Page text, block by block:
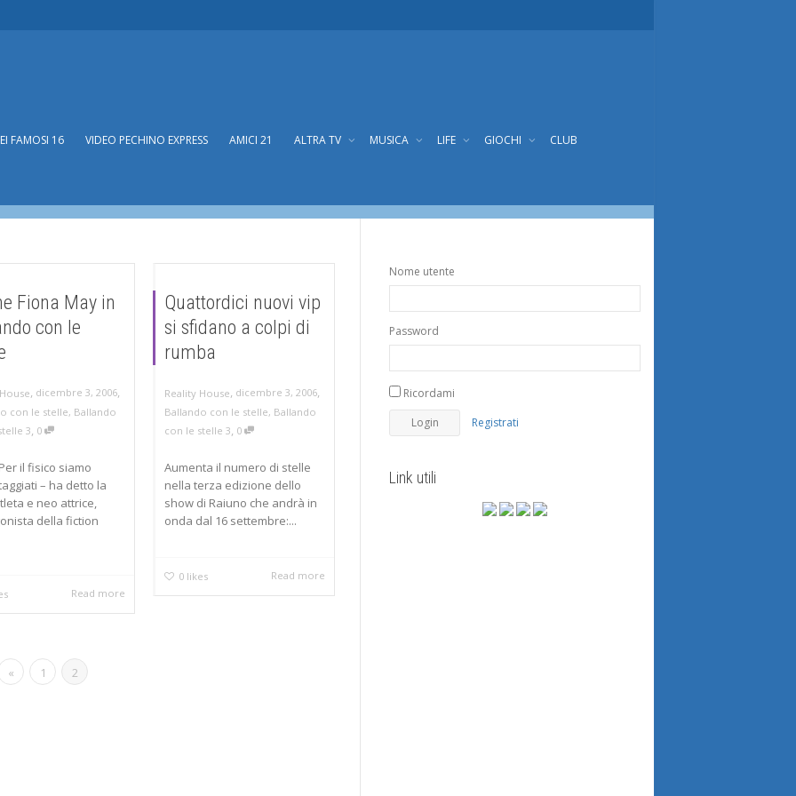
FAMOSI 16 VIDEO PECHINO EXPRESS AMICI 21 ALTRA TV MUSICA LIFE GIOCHI CLUB
con le stelle 3
Fiona May in
con le
, dicembre 3, 2006,
con le stelle, Ballando
3 0
il fisico siamo
– ha detto la
e neo attrice,
della fiction
Read more
Quattordici nuovi vip
si sfidano a colpi di
rumba
Reality House, dicembre 3, 2006,
Ballando con le stelle, Ballando
con le stelle 3 0
Aumenta il numero di stelle
nella terza edizione dello
show di Raiuno che andrà in
onda dal 16 settembre:...
0 likes Read more
« 1 2
Nome utente
Password
Ricordami
Registrati
Link utili